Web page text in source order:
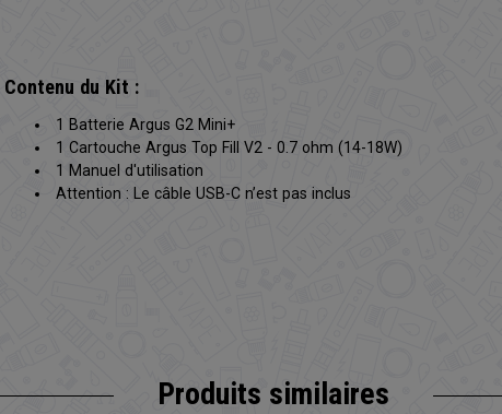
Contenu du Kit :
1 Batterie Argus G2 Mini+
1 Cartouche Argus Top Fill V2 - 0.7 ohm (14-18W)
1 Manuel d'utilisation
Attention : Le câble USB-C n’est pas inclus
Produits similaires